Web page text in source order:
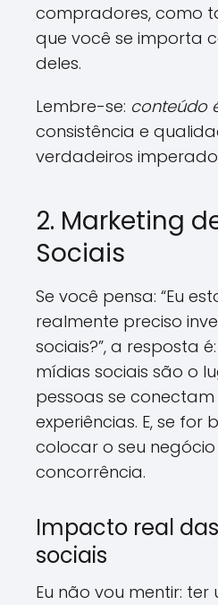
compradores, como
que você se importa
deles.
Lembre-se: conteúdo
consistência e
verdadeiros
2. Marketing
Sociais
Se você pensa: “Eu
realmente preciso
sociais?”, a resposta é:
mídias sociais são o
pessoas se
experiências. E, se for
colocar o seu
concorrência.
Impacto real
sociais
Eu não vou mentir: